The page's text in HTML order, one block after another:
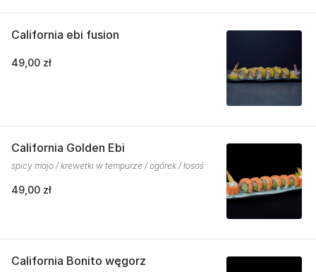
California ebi fusion
49,00 zł
California Golden Ebi
spicy majo / krewetki w tempurze / ogórek / łosoś
49,00 zł
California Bonito węgorz